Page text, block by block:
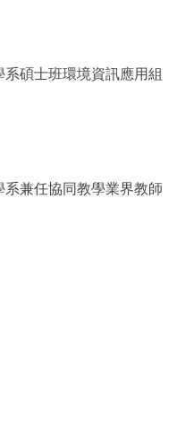
碩士班環境資訊應用組
兼任協同教學業界教師